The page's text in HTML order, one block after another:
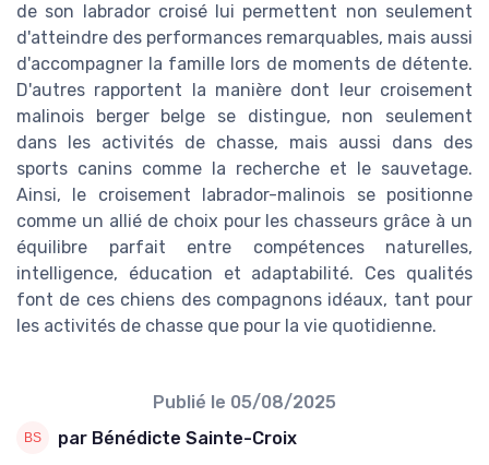
de son labrador croisé lui permettent non seulement
d'atteindre des performances remarquables, mais aussi
d'accompagner la famille lors de moments de détente.
D'autres rapportent la manière dont leur croisement
malinois berger belge se distingue, non seulement
dans les activités de chasse, mais aussi dans des
sports canins comme la recherche et le sauvetage.
Ainsi, le croisement labrador-malinois se positionne
comme un allié de choix pour les chasseurs grâce à un
équilibre parfait entre compétences naturelles,
intelligence, éducation et adaptabilité. Ces qualités
font de ces chiens des compagnons idéaux, tant pour
les activités de chasse que pour la vie quotidienne.
Publié le 05/08/2025
par Bénédicte Sainte-Croix